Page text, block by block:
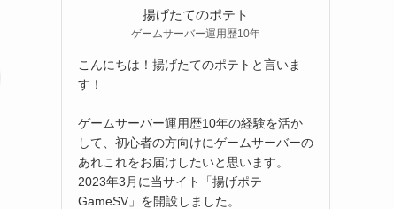
揚げたてのポテト
ゲームサーバー運用歴10年
こんにちは！揚げたてのポテトと言いま
す！
ゲームサーバー運用歴10年の経験を活か
して、初心者の方向けにゲームサーバーの
あれこれをお届けしたいと思います。
2023年3月に当サイト「揚げポテ
GameSV」を開設しました。